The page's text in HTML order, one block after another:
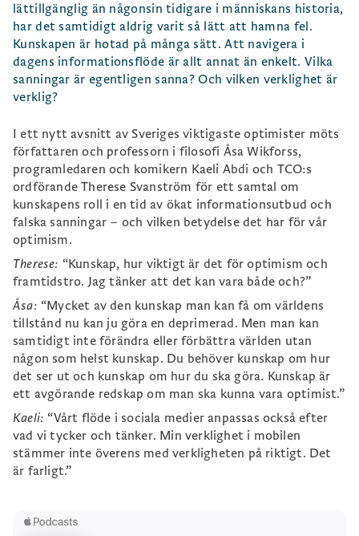
lättillgänglig än någonsin tidigare i människans historia,
har det samtidigt aldrig varit så lätt att hamna fel.
Kunskapen är hotad på många sätt. Att navigera i
dagens informationsflöde är allt annat än enkelt. Vilka
sanningar är egentligen sanna? Och vilken verklighet är
verklig?
I ett nytt avsnitt av Sveriges viktigaste optimister möts
författaren och professorn i filosofi Åsa Wikforss,
programledaren och komikern Kaeli Abdi och TCO:s
ordförande Therese Svanström för ett samtal om
kunskapens roll i en tid av ökat informationsutbud och
falska sanningar – och vilken betydelse det har för vår
optimism.
Therese: “Kunskap, hur viktigt är det för optimism och
framtidstro. Jag tänker att det kan vara både och?”
Åsa: “Mycket av den kunskap man kan få om världens
tillstånd nu kan ju göra en deprimerad. Men man kan
samtidigt inte förändra eller förbättra världen utan
någon som helst kunskap. Du behöver kunskap om hur
det ser ut och kunskap om hur du ska göra. Kunskap är
ett avgörande redskap om man ska kunna vara optimist.”
Kaeli: “Vårt flöde i sociala medier anpassas också efter
vad vi tycker och tänker. Min verklighet i mobilen
stämmer inte överens med verkligheten på riktigt. Det
är farligt.”